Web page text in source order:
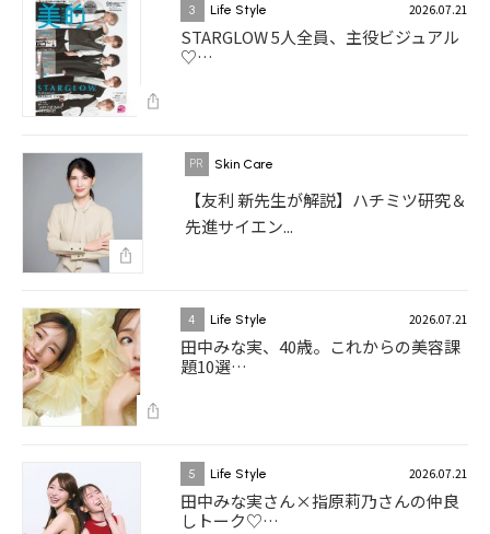
3 Life Style 2026.07.21
STARGLOW 5人全員、主役ビジュアル
♡…
Skin Care
【友利 新先生が解説】ハチミツ研究＆
先進サイエン...
4 Life Style 2026.07.21
田中みな実、40歳。これからの美容課
題10選…
5 Life Style 2026.07.21
田中みな実さん×指原莉乃さんの仲良
しトーク♡…